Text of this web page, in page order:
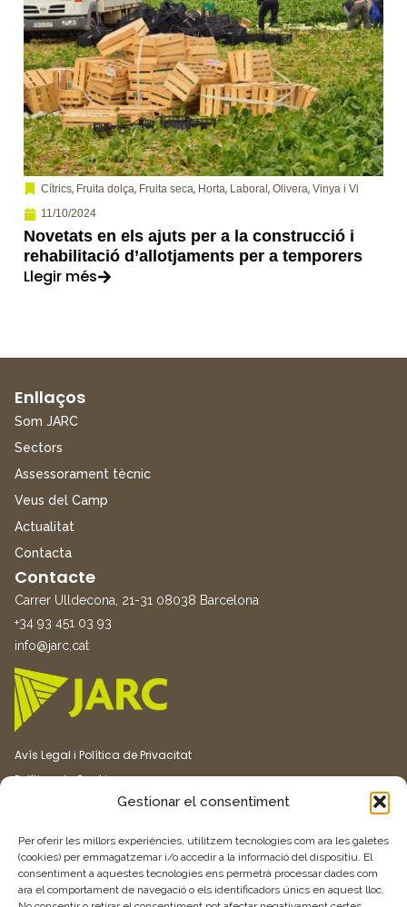
Gestionar el consentiment
Per oferir les millors experiències, utilitzem tecnologies com ara les galetes
(cookies) per emmagatzemar i/o accedir a la informació del dispositiu. El
consentiment a aquestes tecnologies ens permetrà processar dades com
ara el comportament de navegació o els identificadors únics en aquest lloc.
Cítrics, Fruita dolça, Fruita seca, Horta, Laboral , Olivera, Vinya i Vi
11/10/2024
Novetats en els ajuts per a la construcció i
rehabilitació d’allotjaments per a temporers
Llegir més
Enllaços
Som JARC
Sectors
Assessorament tècnic
Veus del Camp
Actualitat
Contacta
Contacte
Carrer Ulldecona, 21-31 08038 Barcelona
+34 93 451 03 93
info@jarc.cat
Avís Legal i Política de Privacitat
Política de Cookies
Vull rebre més informació